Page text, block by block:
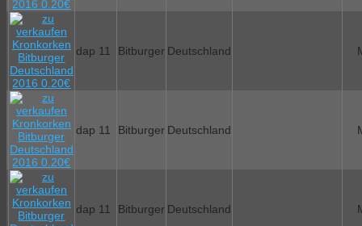
dap 11 Bitburger Deutschland
dap 11 Bitburger Deutschland
dap 11 Bitburger Deutschland